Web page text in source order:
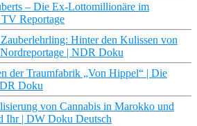
– Die Ex-Lottomillionäre im
Reportage
Hinter den Kulissen von
| NDR Doku
der Traumfabrik „Von Hippel“ | Die
Doku
von Cannabis in Marokko und
Ihr | DW Doku Deutsch